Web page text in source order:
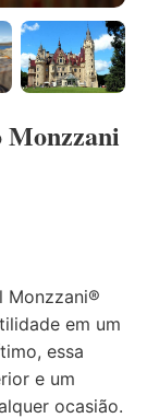
Monzzani
Monzzani®
em um
essa
e um
ocasião.